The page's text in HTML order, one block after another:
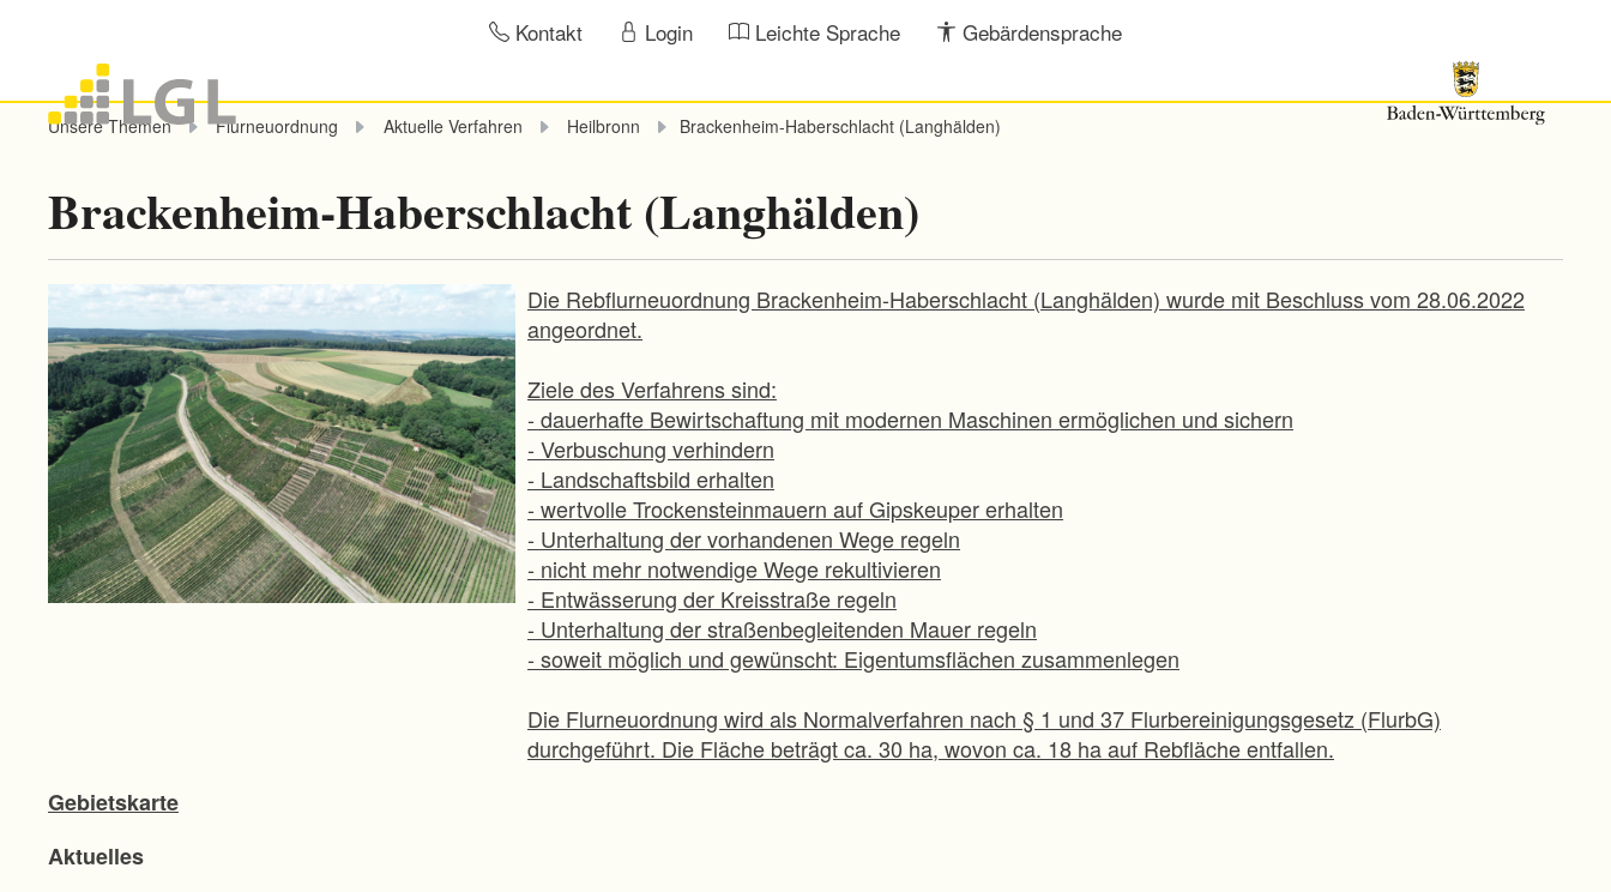
Kontakt Login Leichte Sprache Gebärdensprache
Unsere Themen Flurneuordnung Aktuelle Verfahren Heilbronn Brackenheim-Haberschlacht (Langhälden)
Brackenheim-Haberschlacht (Langhälden)
Die Rebflurneuordnung Brackenheim-Haberschlacht (Langhälden) wurde mit Beschluss vom 28.06.2022
angeordnet.
Ziele des Verfahrens sind:
- dauerhafte Bewirtschaftung mit modernen Maschinen ermöglichen und sichern
- Verbuschung verhindern
- Landschaftsbild erhalten
- wertvolle Trockensteinmauern auf Gipskeuper erhalten
- Unterhaltung der vorhandenen Wege regeln
- nicht mehr notwendige Wege rekultivieren
- Entwässerung der Kreisstraße regeln
- Unterhaltung der straßenbegleitenden Mauer regeln
- soweit möglich und gewünscht: Eigentumsflächen zusammenlegen
Die Flurneuordnung wird als Normalverfahren nach § 1 und 37 Flurbereinigungsgesetz (FlurbG)
durchgeführt. Die Fläche beträgt ca. 30 ha, wovon ca. 18 ha auf Rebfläche entfallen.
Gebietskarte
Aktuelles